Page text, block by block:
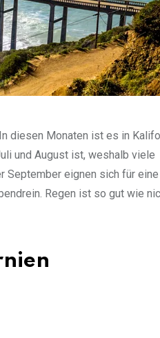
diesen Monaten ist es in
und August ist, weshalb viele
September eignen sich für
Regen ist so gut wie